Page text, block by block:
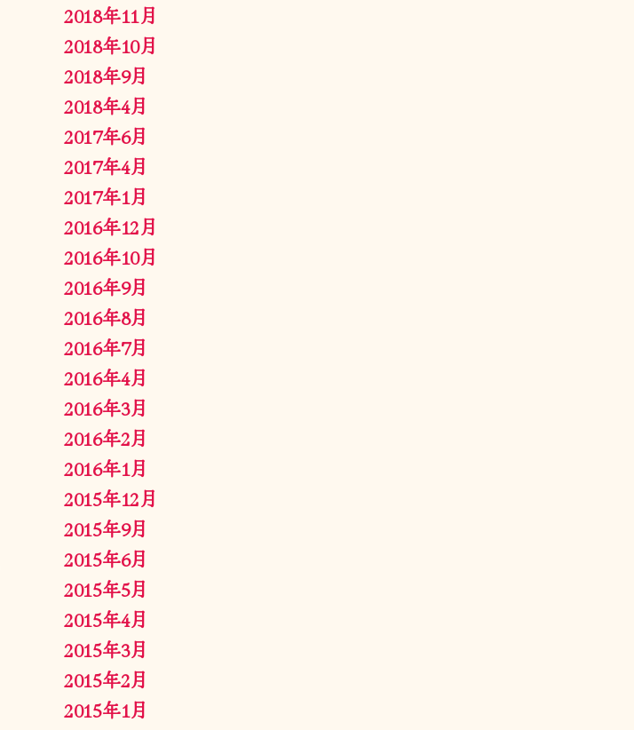
2018年11月
2018年10月
2018年9月
2018年4月
2017年6月
2017年4月
2017年1月
2016年12月
2016年10月
2016年9月
2016年8月
2016年7月
2016年4月
2016年3月
2016年2月
2016年1月
2015年12月
2015年9月
2015年6月
2015年5月
2015年4月
2015年3月
2015年2月
2015年1月